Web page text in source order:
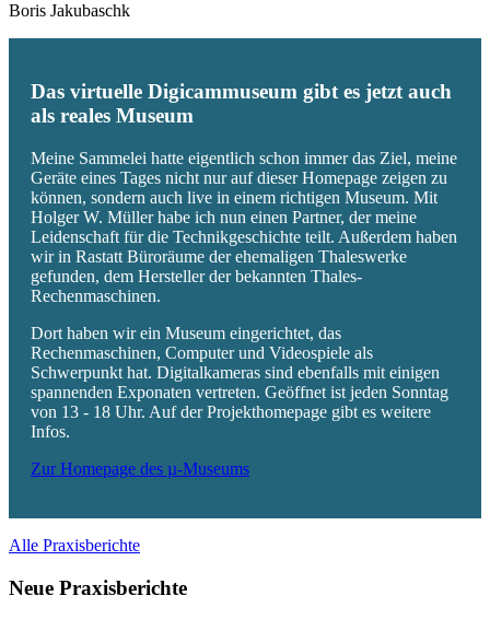
Boris Jakubaschk
Das virtuelle Digicammuseum gibt es jetzt auch
als reales Museum
Meine Sammelei hatte eigentlich schon immer das Ziel, meine
Geräte eines Tages nicht nur auf dieser Homepage zeigen zu
können, sondern auch live in einem richtigen Museum. Mit
Holger W. Müller habe ich nun einen Partner, der meine
Leidenschaft für die Technikgeschichte teilt. Außerdem haben
wir in Rastatt Büroräume der ehemaligen Thaleswerke
gefunden, dem Hersteller der bekannten Thales-
Rechenmaschinen.
Dort haben wir ein Museum eingerichtet, das
Rechenmaschinen, Computer und Videospiele als
Schwerpunkt hat. Digitalkameras sind ebenfalls mit einigen
spannenden Exponaten vertreten. Geöffnet ist jeden Sonntag
von 13 - 18 Uhr. Auf der Projekthomepage gibt es weitere
Infos.
Zur Homepage des µ-Museums
Alle Praxisberichte
Neue Praxisberichte